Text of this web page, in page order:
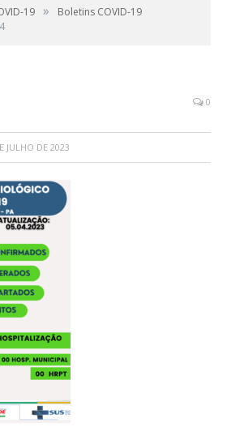
19 »
Boletins COVID-19
0
JULHO DE 2023